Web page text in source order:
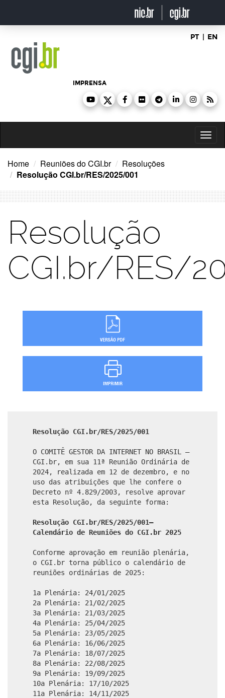
o
PT | EN
IMPRENSA
Home Reuniões do CGI.br
Resoluções
Resolução CGI.br/RES/2025/001
Resolução
CGI.br/RES/
Resolução CGI.br/RES/2025/001
O COMITÊ GESTOR DA INTERNET NO BRASIL –
CGI.br, em sua 11ª Reunião Ordinária de
2024, realizada em 12 de dezembro, e no
uso das atribuições que lhe confere o
Decreto nº 4.829/2003, resolve aprovar
esta Resolução, da seguinte forma:
Resolução CGI.br/RES/2025/001–
Calendário de Reuniões do CGI.br 2025
Conforme aprovação em reunião plenária,
o CGI.br torna público o calendário de
reuniões ordinárias de 2025:
1a Plenária: 24/01/2025
2a Plenária: 21/02/2025
3a Plenária: 21/03/2025
4a Plenária: 25/04/2025
5a Plenária: 23/05/2025
6a Plenária: 16/06/2025
7a Plenária: 18/07/2025
8a Plenária: 22/08/2025
9a Plenária: 19/09/2025
10a Plenária: 17/10/2025
11a Plenária: 14/11/2025